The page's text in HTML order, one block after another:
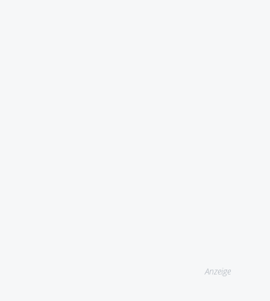
Anzeige